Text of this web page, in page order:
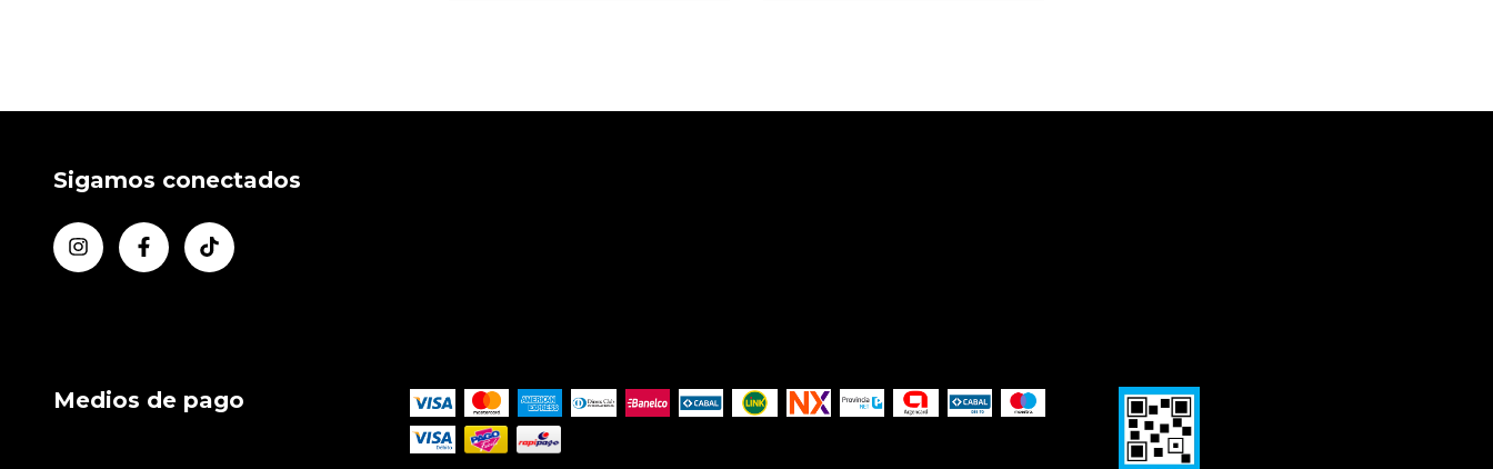
Sigamos conectados
Medios de pago